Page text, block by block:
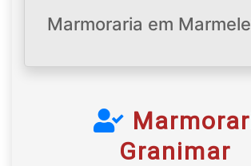
Marmoraria em
Granimar